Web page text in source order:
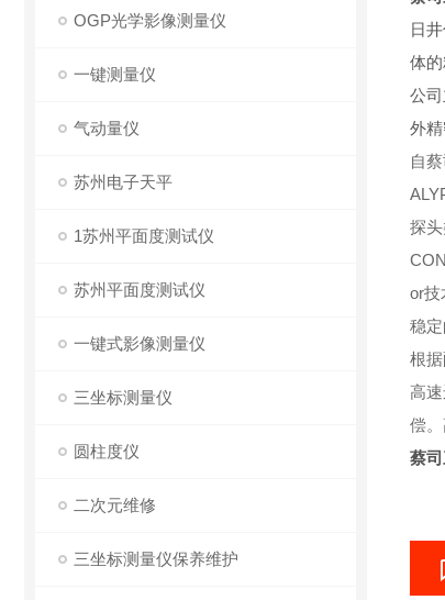
OGP光学影像测量仪
一键测量仪
气动量仪
苏州电子天平
1苏州平面度测试仪
苏州平面度测试仪
一键式影像测量仪
三坐标测量仪
圆柱度仪
二次元维修
三坐标测量仪保养维护
日
体的
公
外精
自
探
or
稳
根
高
偿
蔡